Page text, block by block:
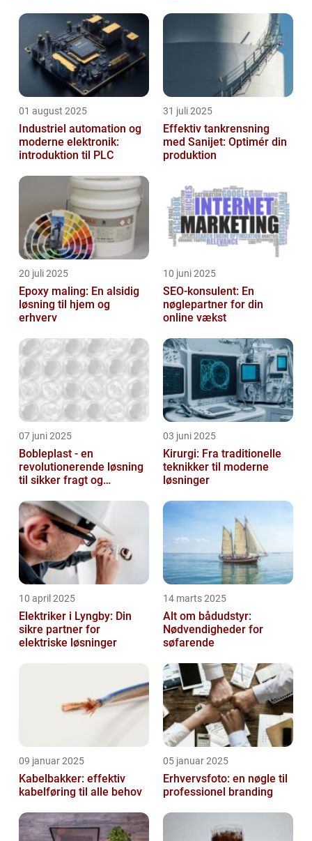
01 august 2025
Industriel automation og
moderne elektronik:
introduktion til PLC
31 juli 2025
Effektiv tankrensning
med Sanijet: Optimér din
produktion
20 juli 2025
Epoxy maling: En alsidig
løsning til hjem og
erhverv
10 juni 2025
SEO-konsulent: En
nøglepartner for din
online vækst
07 juni 2025
Bobleplast - en
revolutionerende løsning
til sikker fragt og
03 juni 2025
Kirurgi: Fra traditionelle
teknikker til moderne
løsninger
10 april 2025
Elektriker i Lyngby: Din
sikre partner for
elektriske løsninger
14 marts 2025
Alt om bådudstyr:
Nødvendigheder for
søfarende
09 januar 2025
Kabelbakker: effektiv
kabelføring til alle behov
05 januar 2025
Erhvervsfoto: en nøgle til
professionel branding